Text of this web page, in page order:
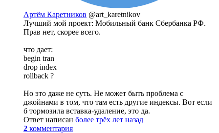
Артём Каретников @art_karetnikov
Лучший мой проект: Мобильный банк Сбербанка РФ.
Прав нет, скорее всего.
что дает:
begin tran
drop index
rollback ?
Но это даже не суть. Не может быть проблема с
джойнами в том, что там есть другие индексы. Вот если
б тормозила вставка-удаление, это да.
Ответ написан более трёх лет назад
2 комментария